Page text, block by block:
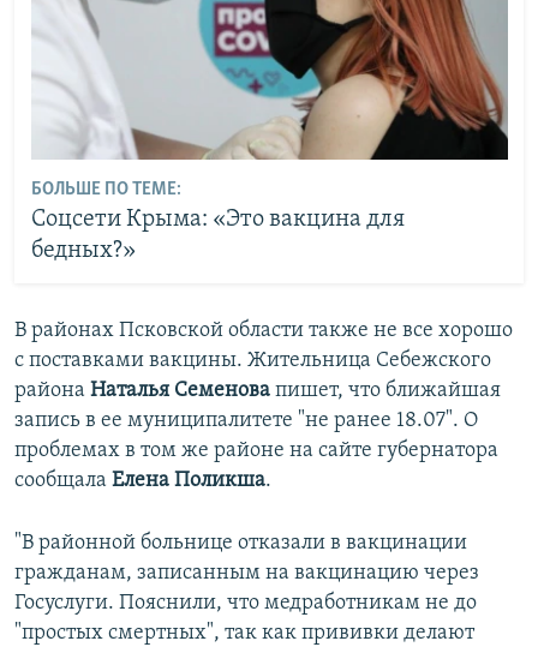
БОЛЬШЕ ПО ТЕМЕ:
Соцсети Крыма: «Это вакцина для
бедных?»
В районах Псковской области также не все хорошо
с поставками вакцины. Жительница Себежского
района Наталья Семенова пишет, что ближайшая
запись в ее муниципалитете "не ранее 18.07". О
проблемах в том же районе на сайте губернатора
сообщала Елена Поликша.
"В районной больнице отказали в вакцинации
гражданам, записанным на вакцинацию через
Госуслуги. Пояснили, что медработникам не до
"простых смертных", так как прививки делают